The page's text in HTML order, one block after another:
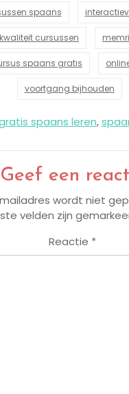
spaans
kwaliteit cursussen
spaans gratis
voortgang bijhouden
spaans leren,
Geef een
wordt niet
velden zijn
Reactie *